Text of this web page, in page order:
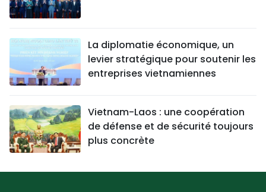
La diplomatie économique, un
levier stratégique pour soutenir les
entreprises vietnamiennes
Vietnam-Laos : une coopération
de défense et de sécurité toujours
plus concrète